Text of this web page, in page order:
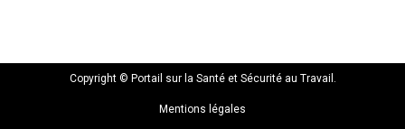
Copyright © Portail sur la Santé et Sécurité au Travail.
Mentions légales